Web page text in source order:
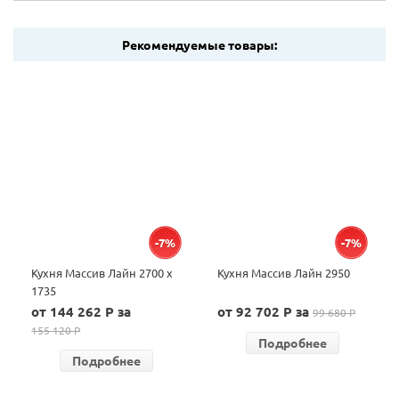
Рекомендуемые товары:
-7%
Кухня Массив Лайн 2700 х
1735
от 144 262 P за
155 120 P
Подробнее
-7%
Кухня Массив Лайн 2950
от 92 702 P за99 680 P
Подробнее